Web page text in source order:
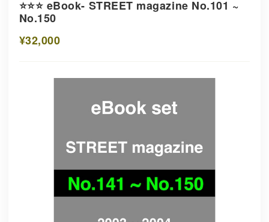
⭐️⭐️⭐️ eBook- STREET magazine No.101 ~
No.150
¥32,000